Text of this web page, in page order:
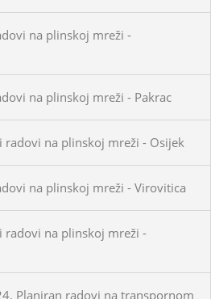
na plinskoj mreži -
na plinskoj mreži - Pakrac
na plinskoj mreži - Osijek
na plinskoj mreži - Virovitica
radovi na plinskoj mreži -
Planiran radovi na transpornom